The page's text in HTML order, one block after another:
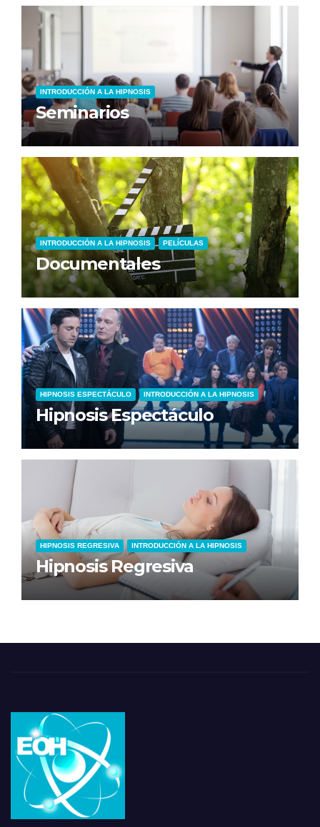
INTRODUCCIÓN A LA HIPNOSIS
Seminarios
INTRODUCCIÓN A LA HIPNOSIS PELÍCULAS
Documentales
HIPNOSIS ESPECTÁCULO INTRODUCCIÓN A LA HIPNOSIS
Hipnosis Espectáculo
HIPNOSIS REGRESIVA INTRODUCCIÓN A LA HIPNOSIS
Hipnosis Regresiva